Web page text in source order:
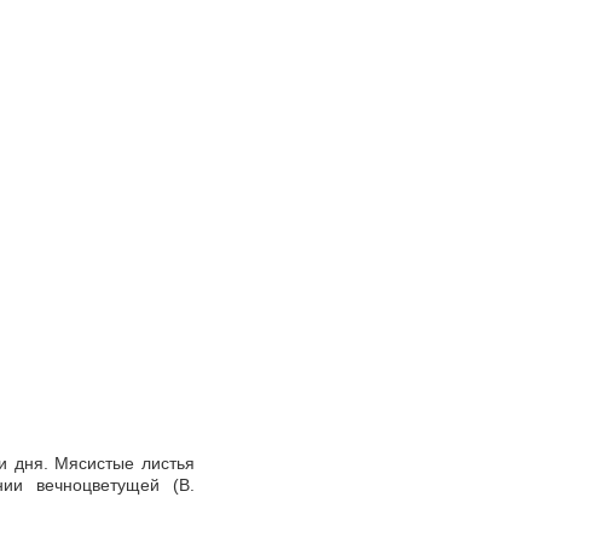
дня. Мясистые листья
вечноцветущей (B.